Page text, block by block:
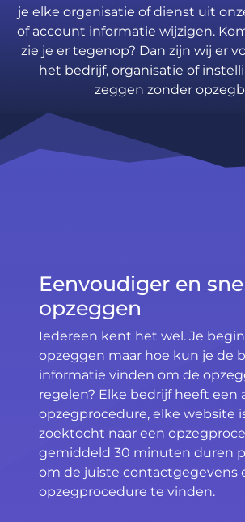
je elke organisatie of dienst uit
of account informatie wijzigen.
zie je er tegenop? Dan zijn wij er
het bedrijf, organisatie of
zeggen zonder
Eenvoudiger en
opzeggen
Iedereen kent het wel. Je
opzeggen maar hoe kun je de
informatie vinden om de
regelen? Elke bedrijf heeft een
opzegprocedure, elke website
zoektocht naar een
gemiddeld 30 minuten duren
om de juiste contactgegevens
opzegprocedure te vinden.